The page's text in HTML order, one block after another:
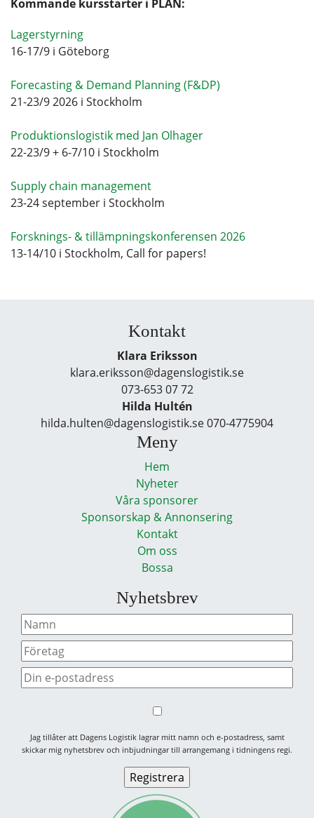
Kommande kursstarter i PLAN:
Lagerstyrning
16-17/9 i Göteborg
Forecasting & Demand Planning (F&DP)
21-23/9 2026 i Stockholm
Produktionslogistik med Jan Olhager
22-23/9 + 6-7/10 i Stockholm
Supply chain management
23-24 september i Stockholm
Forsknings- & tillämpningskonferensen 2026
13-14/10 i Stockholm, Call for papers!
Kontakt
Klara Eriksson
klara.eriksson@dagenslogistik.se
073-653 07 72
Hilda Hultén
hilda.hulten@dagenslogistik.se 070-4775904
Meny
Hem
Nyheter
Våra sponsorer
Sponsorskap & Annonsering
Kontakt
Om oss
Bossa
Nyhetsbrev
Jag tillåter att Dagens Logistik lagrar mitt namn och e-postadress, samt
skickar mig nyhetsbrev och inbjudningar till arrangemang i tidningens regi.